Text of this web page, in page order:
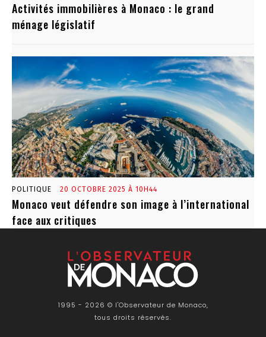
Activités immobilières à Monaco : le grand
ménage législatif
POLITIQUE 20 OCTOBRE 2025 À 10H44
Monaco veut défendre son image à l’international
face aux critiques
1995 - 2026 © l'Observateur de Monaco,
tous droits réservés.